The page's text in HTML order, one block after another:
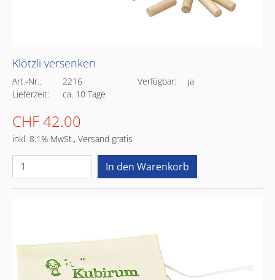
Klötzli versenken
Art.-Nr.: 2216 Verfügbar:
ja
Lieferzeit:
ca. 10 Tage
CHF 42.00
inkl. 8.1% MwSt., Versand gratis